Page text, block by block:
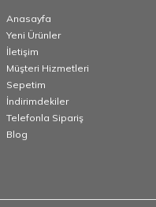
Anasayfa
Yeni Ürünler
İletişim
Müşteri Hizmetleri
Sepetim
İndirimdekiler
Telefonla Sipariş
Blog